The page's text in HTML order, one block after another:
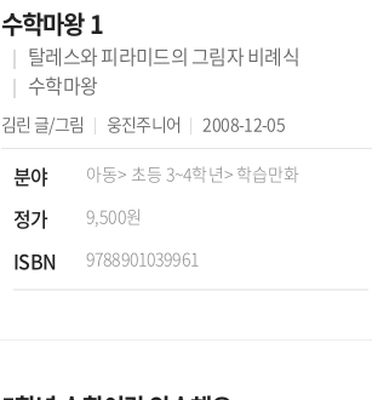
수학마왕 1
탈레스와 피라미드의 그림자 비례식
수학마왕
김린 글/그림 웅진주니어 2008-12-05
분야 아동> 초등 3~4학년> 학습만화
정가 9,500원
ISBN 9788901039961